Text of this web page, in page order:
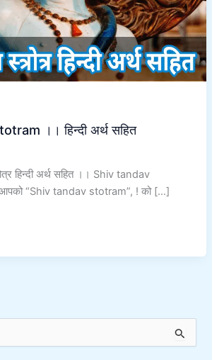
।। हिन्दी अर्थ सहित
हिन्दी अर्थ सहित ।। Shiv tandav
“Shiv tandav stotram”, ! को […]